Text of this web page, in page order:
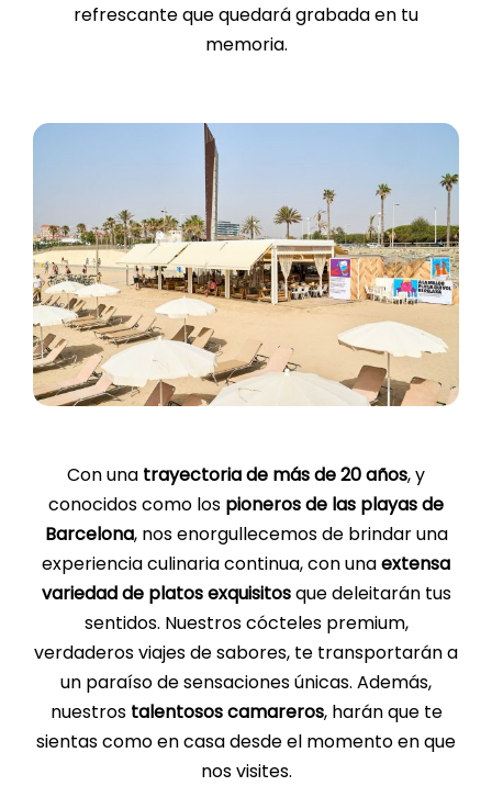
refrescante que quedará grabada en tu
memoria.
Con una trayectoria de más de 20 años, y
conocidos como los pioneros de las playas de
Barcelona, nos enorgullecemos de brindar una
experiencia culinaria continua, con unaextensa
variedad de platos exquisitosque deleitarán tus
sentidos. Nuestros cócteles premium,
verdaderos viajes de sabores, te transportarán a
un paraíso de sensaciones únicas. Además,
nuestros talentosos camareros, harán que te
sientas como en casa desde el momento en que
nos visites.